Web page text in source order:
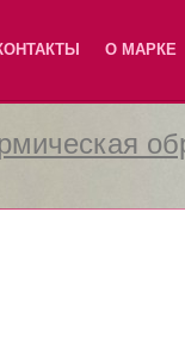
О МАРКЕ